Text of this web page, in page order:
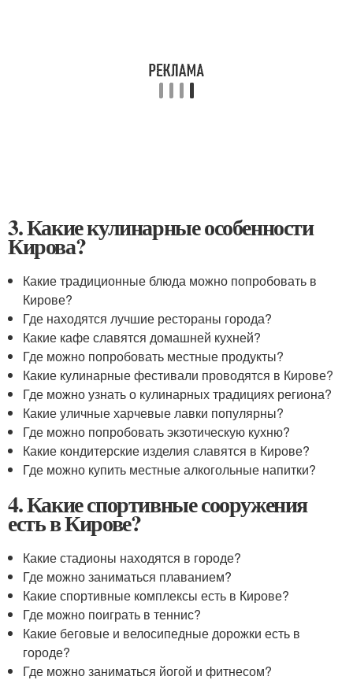
3. Какие кулинарные особенности
Кирова?
Какие традиционные блюда можно попробовать в
Кирове?
Где находятся лучшие рестораны города?
Какие кафе славятся домашней кухней?
Где можно попробовать местные продукты?
Какие кулинарные фестивали проводятся в Кирове?
Где можно узнать о кулинарных традициях региона?
Какие уличные харчевые лавки популярны?
Где можно попробовать экзотическую кухню?
Какие кондитерские изделия славятся в Кирове?
Где можно купить местные алкогольные напитки?
4. Какие спортивные сооружения
есть в Кирове?
Какие стадионы находятся в городе?
Где можно заниматься плаванием?
Какие спортивные комплексы есть в Кирове?
Где можно поиграть в теннис?
Какие беговые и велосипедные дорожки есть в
городе?
Где можно заниматься йогой и фитнесом?